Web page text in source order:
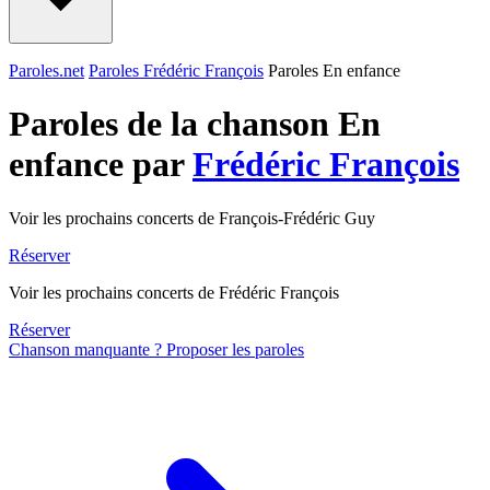
Paroles.net Paroles Frédéric François Paroles En enfance
Paroles de la chanson En
enfance parFrédéric François
Voir les prochains concerts de François-Frédéric Guy
Réserver
Voir les prochains concerts de Frédéric François
Réserver
Chanson manquante ? Proposer les paroles